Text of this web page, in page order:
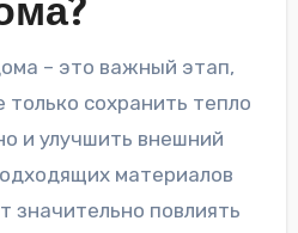
сохранить тепло
и улучшить внешний
материалов
значительно повлиять